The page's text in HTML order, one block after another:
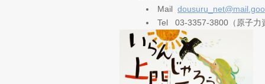
Mail
Tel 03-3357-3800（原子力